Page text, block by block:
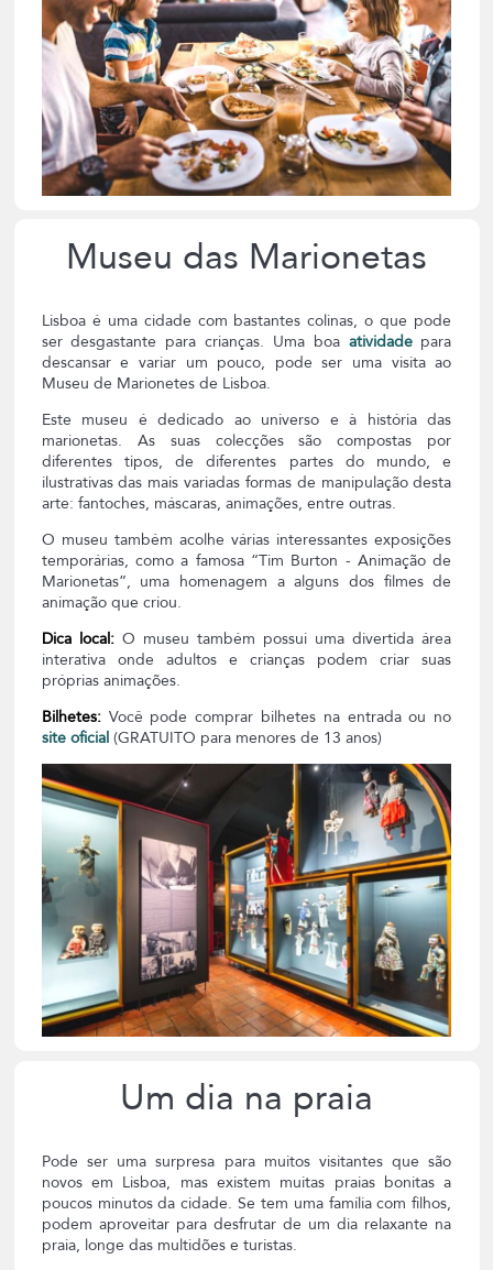
Museu das Marionetas
Lisboa é uma cidade com bastantes colinas, o que pode
ser desgastante para crianças. Uma boa atividadepara
descansar e variar um pouco, pode ser uma visita ao
Museu de Marionetes de Lisboa.
Este museu é dedicado ao universo e à história das
marionetas. As suas colecções são compostas por
diferentes tipos, de diferentes partes do mundo, e
ilustrativas das mais variadas formas de manipulação desta
arte: fantoches, máscaras, animações, entre outras.
O museu também acolhe várias interessantes exposições
temporárias, como a famosa “Tim Burton - Animação de
Marionetas”, uma homenagem a alguns dos filmes de
animação que criou.
Dica local: O museu também possui uma divertida área
interativa onde adultos e crianças podem criar suas
próprias animações.
Bilhetes:Você pode comprar bilhetes na entrada ou no
site oficial(GRATUITO para menores de 13 anos)
Um dia na praia
Pode ser uma surpresa para muitos visitantes que são
novos em Lisboa, mas existem muitas praias bonitas a
poucos minutos da cidade. Se tem uma família com filhos,
podem aproveitar para desfrutar de um dia relaxante na
praia, longe das multidões e turistas.